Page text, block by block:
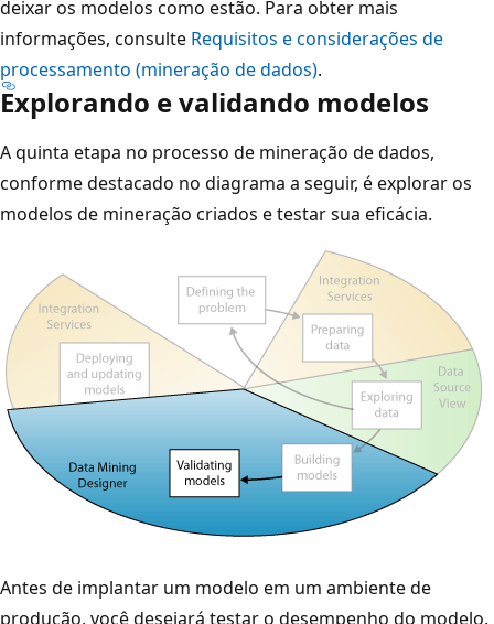
deixar os modelos como estão. Para obter mais
informações, consulte Requisitos e considerações de
processamento (mineração de dados).
Explorando e validando modelos
A quinta etapa no processo de mineração de dados,
conforme destacado no diagrama a seguir, é explorar os
modelos de mineração criados e testar sua eficácia.
Antes de implantar um modelo em um ambiente de
produção, você desejará testar o desempenho do modelo.